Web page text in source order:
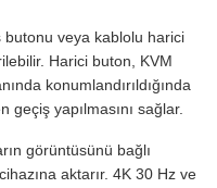
veya kablolu harici
Harici buton, KVM
konumlandırıldığında
geçiş yapılmasını sağlar.
görüntüsünü bağlı
aktarır. 4K 30 Hz ve